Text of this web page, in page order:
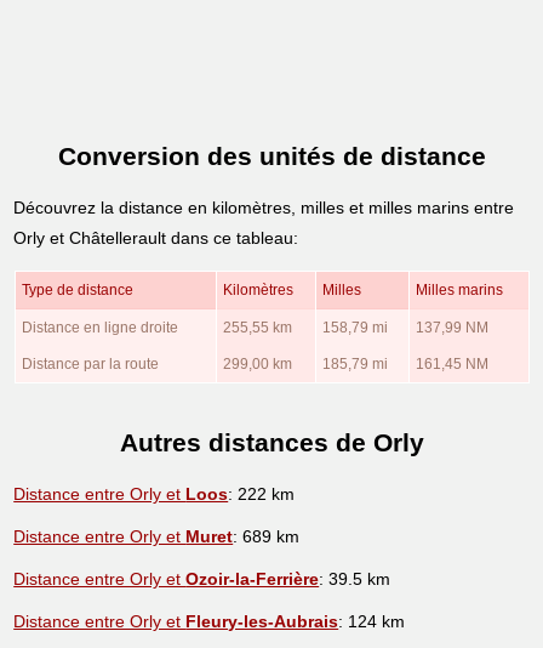
Conversion des unités de distance
Découvrez la distance en kilomètres, milles et milles marins entre
Orly et Châtellerault dans ce tableau:
Type de distance Kilomètres Milles Milles marins
Distance en ligne droite 255,55 km 158,79 mi 137,99 NM
Distance par la route 299,00 km 185,79 mi 161,45 NM
Autres distances de Orly
Distance entre Orly et Loos: 222 km
Distance entre Orly et Muret: 689 km
Distance entre Orly etOzoir-la-Ferrière: 39.5 km
Distance entre Orly et Fleury-les-Aubrais: 124 km